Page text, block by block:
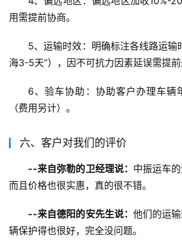
用需提前协商。
5、运输时效：明确标注各线路运输
海3-5天”），因不可抗力因素延误需提前
6、验车协助：协助客户办理车辆
（费用另计）。
六、客户对我们的评价
--来自弥勒的卫经理说： 中振运车
而且价格也很实惠，真的很不错。
--来自德阳的安先生说： 他们的运
辆保护得也很好，完全没问题。